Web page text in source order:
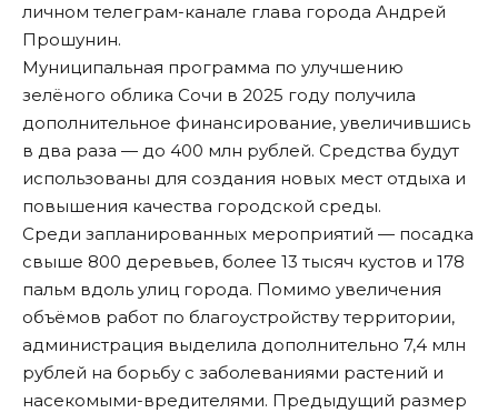
личном телеграм-канале глава города Андрей
Прошунин.
Муниципальная программа по улучшению
зелёного облика Сочи в 2025 году получила
дополнительное финансирование, увеличившись
в два раза — до 400 млн рублей. Средства будут
использованы для создания новых мест отдыха и
повышения качества городской среды.
Среди запланированных мероприятий — посадка
свыше 800 деревьев, более 13 тысяч кустов и 178
пальм вдоль улиц города. Помимо увеличения
объёмов работ по благоустройству территории,
администрация выделила дополнительно 7,4 млн
рублей на борьбу с заболеваниями растений и
насекомыми-вредителями. Предыдущий размер